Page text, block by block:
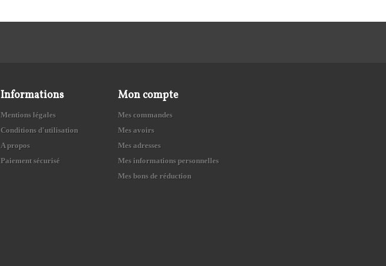
Informations
Mentions légales
Conditions d'utilisation
A propos
Paiement sécurisé
Mon compte
Mes commandes
Mes avoirs
Mes adresses
Mes informations personnelles
Mes bons de réduction